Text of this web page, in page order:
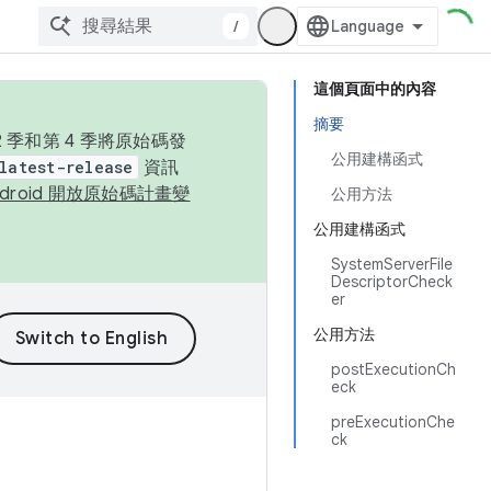
/
這個頁面中的內容
摘要
公用建構函式
公用方法
公用建構函式
SystemServerFile
DescriptorCheck
er
公用方法
postExecutionCh
eck
preExecutionChe
ck
和第 4 季將原始碼發
release
資訊
開放原始碼計畫變